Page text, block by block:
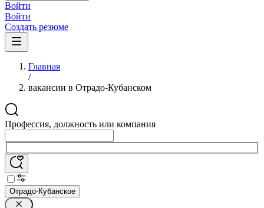
Войти
Войти
Создать резюме
Главная
/
вакансии в Отрадо-Кубанском
Профессия, должность или компания
Отрадо-Кубанское